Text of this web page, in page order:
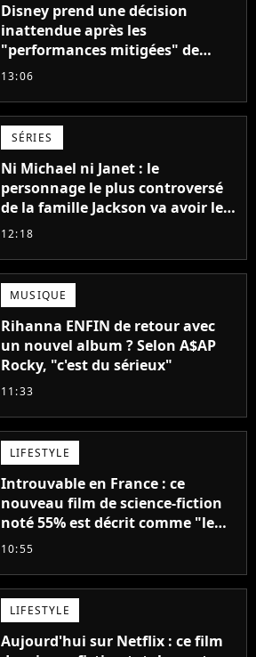
Disney prend une décision
inattendue après les
"performances mitigées" de
Vaiana et The Mandalorian &
13:06
SÉRIES
Ni Michael ni Janet : le
personnage le plus controversé
de la famille Jackson va avoir le
droit à sa propre série
12:18
MUSIQUE
Rihanna ENFIN de retour avec
un nouvel album ? Selon A$AP
Rocky, "c'est du sérieux"
11:33
LIFESTYLE
Introuvable en France : ce
nouveau film de science-fiction
noté 55% est décrit comme "le
plus stupide de l'année"
10:55
LIFESTYLE
Aujourd'hui sur Netflix : ce film